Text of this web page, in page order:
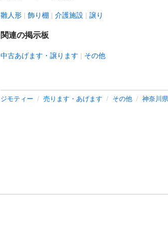
雛人形 飾り棚 介護施設 譲り
関連の掲示板
中古あげます・譲ります その他
ジモティー 売ります・あげます その他 神奈川